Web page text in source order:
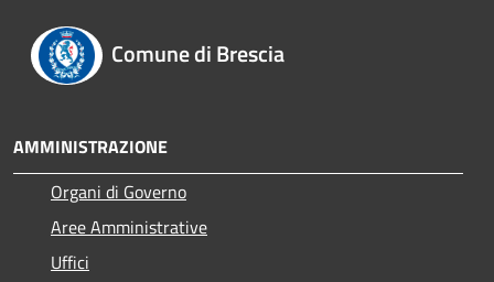
Comune di Brescia
AMMINISTRAZIONE
Organi di Governo
Aree Amministrative
Uffici